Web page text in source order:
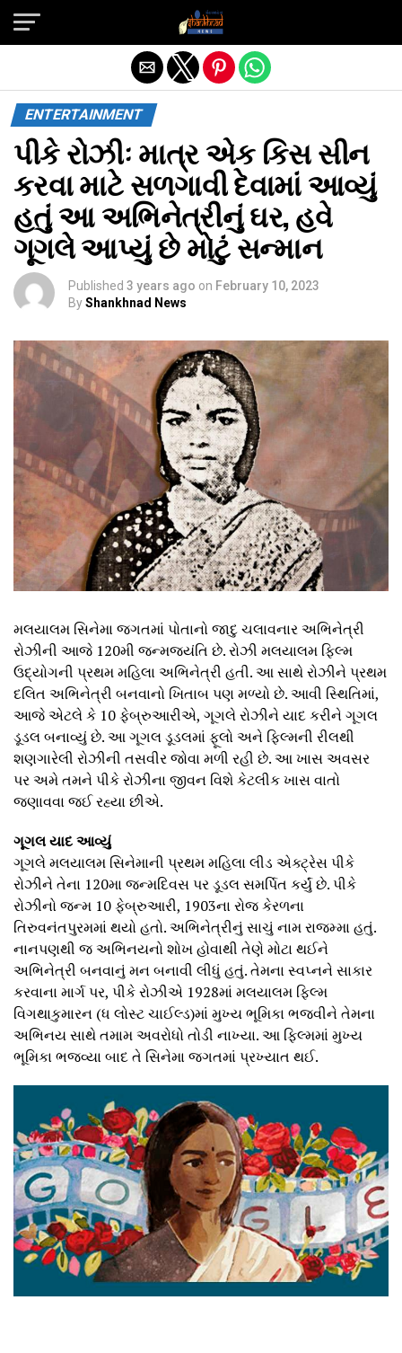
ENTERTAINMENT
પીકે રોઝીઃ માત્ર એક કિસ સીન
કરવા માટે સળગાવી દેવામાં આવ્યું
હતું આ અભિનેત્રીનું ઘર, હવે
ગૂગલે આપ્યું છે મોટું સન્માન
Published 3 years ago on February 10, 2023
ByShankhnad News
મલયાલમ સિનેમા જગતમાં પોતાનો જાદુ ચલાવનાર અભિનેત્રી
રોઝીની આજે 120મી જન્મજયંતિ છે. રોઝી મલયાલમ ફિલ્મ
ઉદ્યોગની પ્રથમ મહિલા અભિનેત્રી હતી. આ સાથે રોઝીને પ્રથમ
દલિત અભિનેત્રી બનવાનો ખિતાબ પણ મળ્યો છે. આવી સ્થિતિમાં,
આજે એટલે કે 10 ફેબ્રુઆરીએ, ગૂગલે રોઝીને યાદ કરીને ગૂગલ
ડૂડલ બનાવ્યું છે. આ ગૂગલ ડૂડલમાં ફૂલો અને ફિલ્મની રીલથી
શણગારેલી રોઝીની તસવીર જોવા મળી રહી છે. આ ખાસ અવસર
પર અમે તમને પીકે રોઝીના જીવન વિશે કેટલીક ખાસ વાતો
જણાવવા જઈ રહ્યા છીએ.
ગૂગલ યાદ આવ્યું
ગૂગલે મલયાલમ સિનેમાની પ્રથમ મહિલા લીડ એક્ટ્રેસ પીકે
રોઝીને તેના 120મા જન્મદિવસ પર ડૂડલ સમર્પિત કર્યું છે. પીકે
રોઝીનો જન્મ 10 ફેબ્રુઆરી, 1903ના રોજ કેરળના
તિરુવનંતપુરમમાં થયો હતો. અભિનેત્રીનું સાચું નામ રાજમ્મા હતું.
નાનપણથી જ અભિનયનો શોખ હોવાથી તેણે મોટા થઈને
અભિનેત્રી બનવાનું મન બનાવી લીધું હતું. તેમના સ્વપ્નને સાકાર
કરવાના માર્ગ પર, પીકે રોઝીએ 1928માં મલયાલમ ફિલ્મ
વિગથાકુમારન (ધ લોસ્ટ ચાઈલ્ડ)માં મુખ્ય ભૂમિકા ભજવીને તેમના
અભિનય સાથે તમામ અવરોધો તોડી નાખ્યા. આ ફિલ્મમાં મુખ્ય
ભૂમિકા ભજવ્યા બાદ તે સિનેમા જગતમાં પ્રખ્યાત થઈ.
Exit mobile version